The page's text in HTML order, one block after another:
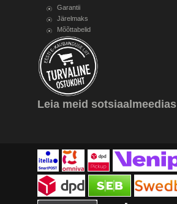
Garantii
Järelmaks
Mõõttabelid
Leia meid sotsiaalmeedias